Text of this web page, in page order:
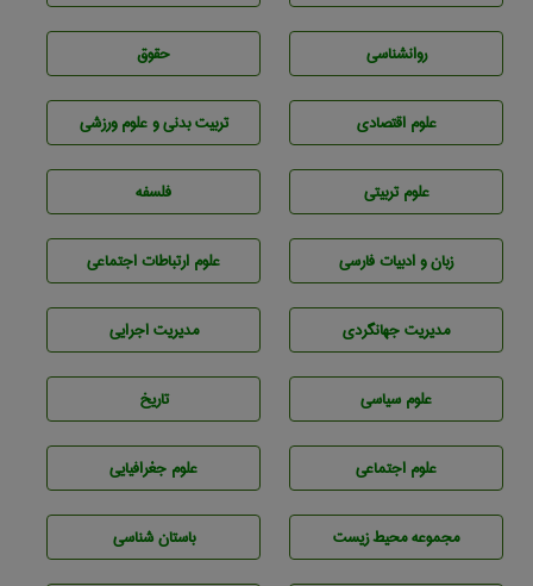
روانشناسی حقوق
علوم اقتصادی تربيت بدنی و علوم ورزشی
علوم تربيتی فلسفه
زبان و ادبيات فارسی علوم ارتباطات اجتماعی
مديريت جهانگردی مديريت اجرايی
علوم سياسی تاريخ
علوم اجتماعی علوم جغرافيايی
مجموعه محيط زيست باستان شناسی